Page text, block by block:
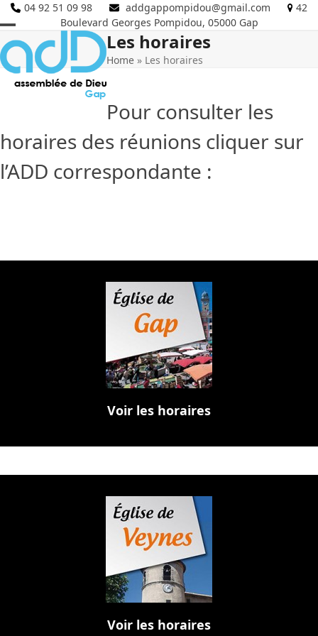
Skip
to
content
04 92 51 09 98 addgappompidou@gmail.com
42
Boulevard Georges Pompidou, 05000 Gap
Open
mobile
menu
Close
mobile
menu
Les horaires
Home » Les horaires
Pour consulter les
horaires des réunions cliquer sur
l’ADD correspondante :
Voir les horaires
Voir les horaires